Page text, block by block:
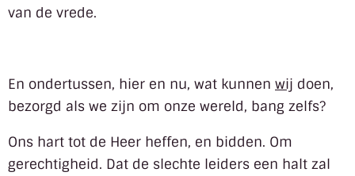
van de vrede.
En ondertussen, hier en nu, wat kunnen wij doen,
bezorgd als we zijn om onze wereld, bang zelfs?
Ons hart tot de Heer heffen, en bidden. Om
gerechtigheid. Dat de slechte leiders een halt zal